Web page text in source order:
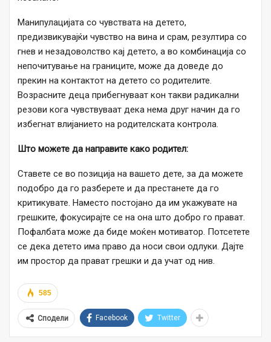
Манипулацијата со чувствата на детето,
предизвикувајќи чувство на вина и срам, резултира со
гнев и незадоволство кај детето, а во комбинација со
непочитување на границите, може да доведе до
прекин на контактот на детето со родителите.
Возрасните деца прибегнуваат кон такви радикални
резови кога чувствуваат дека нема друг начин да го
избегнат влијанието на родителската контрола.
Што можете да направите како родител:
Ставете се во позиција на вашето дете, за да можете
подобро да го разберете и да престанете да го
критикувате. Наместо постојано да им укажувате на
грешките, фокусирајте се на она што добро го прават.
Пофалбата може да биде моќен мотиватор. Потсетете
се дека детето има право да носи свои одлуки. Дајте
им простор да прават грешки и да учат од нив.
585
Сподели Facebook Twitter